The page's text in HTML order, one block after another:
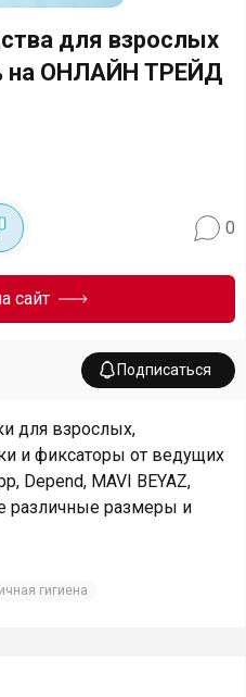
для взрослых
на ОНЛАЙН ТРЕЙД
0
сайт
Подписаться
для взрослых,
и фиксаторы от ведущих
Depend, MAVI BEYAZ,
различные размеры и
гигиена